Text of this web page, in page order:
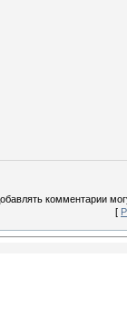
комментарии
[